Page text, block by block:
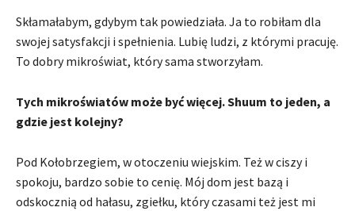
Skłamałabym, gdybym tak powiedziała. Ja to robiłam dla
swojej satysfakcji i spełnienia. Lubię ludzi, z którymi pracuję.
To dobry mikroświat, który sama stworzyłam.
Tych mikroświatów może być więcej. Shuum to jeden, a
gdzie jest kolejny?
Pod Kołobrzegiem, w otoczeniu wiejskim. Też w ciszy i
spokoju, bardzo sobie to cenię. Mój dom jest bazą i
odskocznią od hałasu, zgiełku, który czasami też jest mi